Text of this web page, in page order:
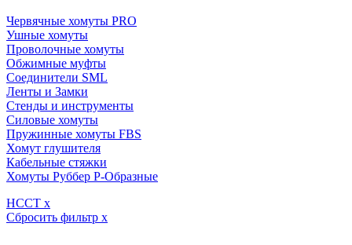
Червячные хомуты PRO
Ушные хомуты
Проволочные хомуты
Обжимные муфты
Соединители SML
Ленты и Замки
Стенды и инструменты
Силовые хомуты
Пружинные хомуты FBS
Хомут глушителя
Кабельные стяжки
Хомуты Руббер Р-Образные
HCCT x
Сбросить фильтр x